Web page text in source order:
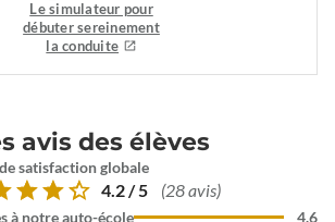
Le simulateur pour
débuter sereinement
la conduite
avis des élèves
satisfaction globale
4.2 / 5 (28 avis)
à notre auto-école
4.6